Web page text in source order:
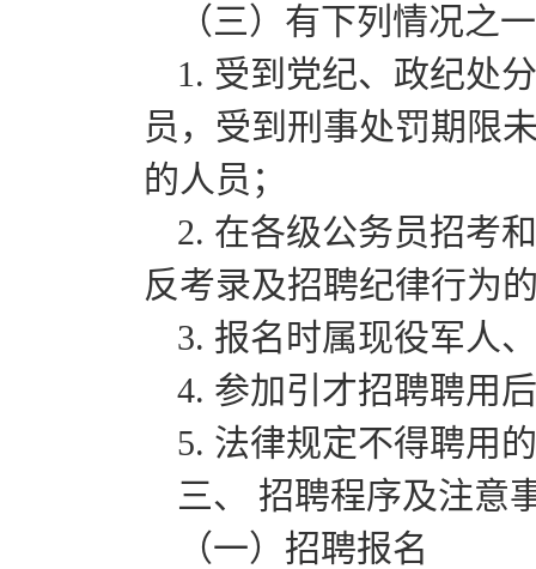
（三）有下列情况之
1. 受到党纪、政纪处
员，受到刑事处罚期限
的人员；
2. 在各级公务员招考
反考录及招聘纪律行为
3. 报名时属现役军人
4. 参加引才招聘聘用
5. 法律规定不得聘用
三、 招聘程序及注意
（一）招聘报名